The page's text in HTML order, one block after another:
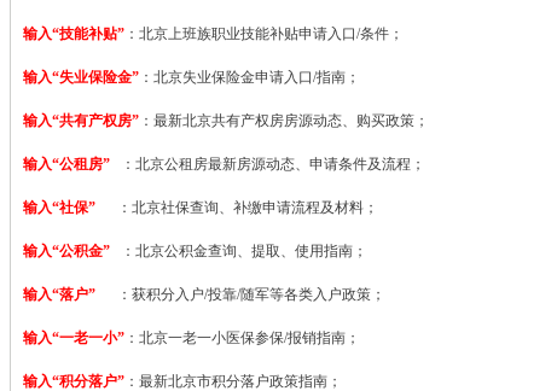
输入“技能补贴” ： 北京上班族职业技能补贴申请入口/条件；
输入“失业保险金” ：北京失业保险金申请入口/指南；
输入“共有产权房” ：最新北京共有产权房房源动态、购买政策；
输入“公租房” ：北京公租房最新房源动态、申请条件及流程；
输入“社保” ：北京社保查询、补缴申请流程及材料；
输入“公积金” ：北京公积金查询、提取、使用指南；
输入“落户” ：获积分入户/投靠/随军等各类入户政策；
输入“一老一小” ：北京一老一小医保参保/报销指南；
输入“积分落户” ：最新北京市积分落户政策指南；